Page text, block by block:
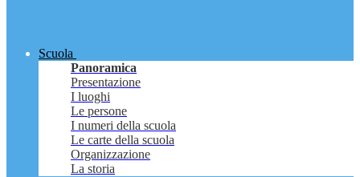
Scuola
Panoramica
Presentazione
I luoghi
Le persone
I numeri della scuola
Le carte della scuola
Organizzazione
La storia